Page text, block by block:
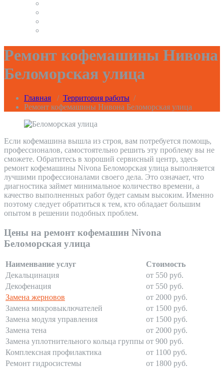
Ремонт кофемашины Нивона
Беломорская улица
Главная / Территория работы /
Ремонт кофемашины Нивона Беломорская улица
Если кофемашина вышла из строя, вам потребуется помощь,
профессионалов, самостоятельно решить эту проблему вы не
сможете. Обратитесь в хороший сервисный центр, здесь
ремонт кофемашины Nivona Беломорская улица выполняется
лучшими профессионалами своего дела. Это означает, что
диагностика займет минимальное количество времени, а
качество выполненных работ будет самым высоким. Именно
поэтому следует обратиться к тем, кто обладает большим
опытом в решении подобных проблем.
Цены на ремонт кофемашин Nivona
Беломорская улица
Наименвание услуг
Стоимость
Декальцинация
от 550 руб.
Декофенация
от 550 руб.
Замена жерновов
от 2000 руб.
Замена микровыключателей
от 1500 руб.
Замена модуля управления
от 1500 руб.
Замена тена
от 2000 руб.
Замена уплотнительного кольца группы от 900 руб.
Комплексная профилактика
от 1100 руб.
Ремонт гидросистемы
от 1800 руб.